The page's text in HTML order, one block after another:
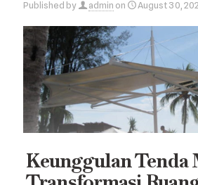
Published by admin on August 30,
Keunggulan Tenda